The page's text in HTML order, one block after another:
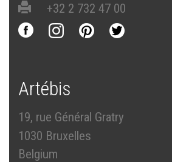
+32 2 732 47 00
Artébis
19, rue Général Gratry
1030 Bruxelles
Belgium